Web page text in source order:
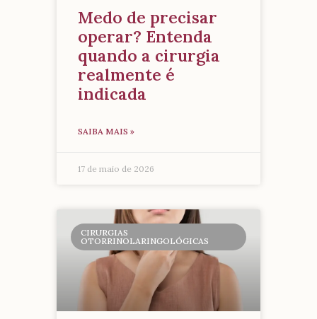
Medo de precisar
operar? Entenda
quando a cirurgia
realmente é
indicada
SAIBA MAIS »
17 de maio de 2026
CIRURGIAS
OTORRINOLARINGOLÓGICAS